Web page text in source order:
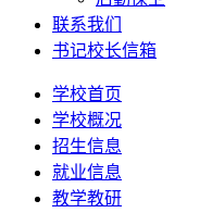
联系我们
书记校长信箱
学校首页
学校概况
招生信息
就业信息
教学教研